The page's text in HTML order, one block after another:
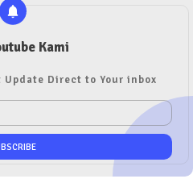
Kami
Direct to Your inbox